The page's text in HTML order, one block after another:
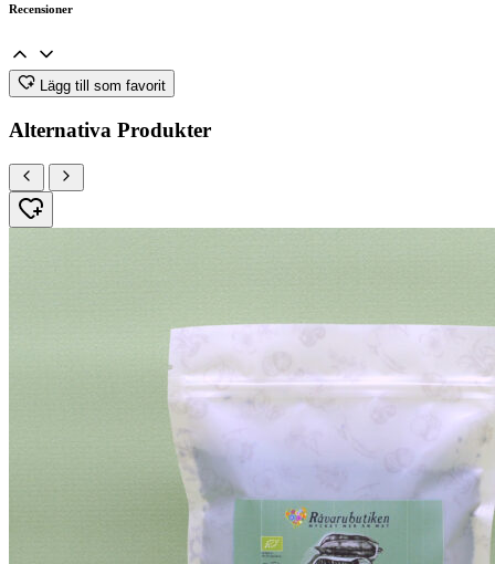
Recensioner
Lägg till som favorit
Alternativa Produkter